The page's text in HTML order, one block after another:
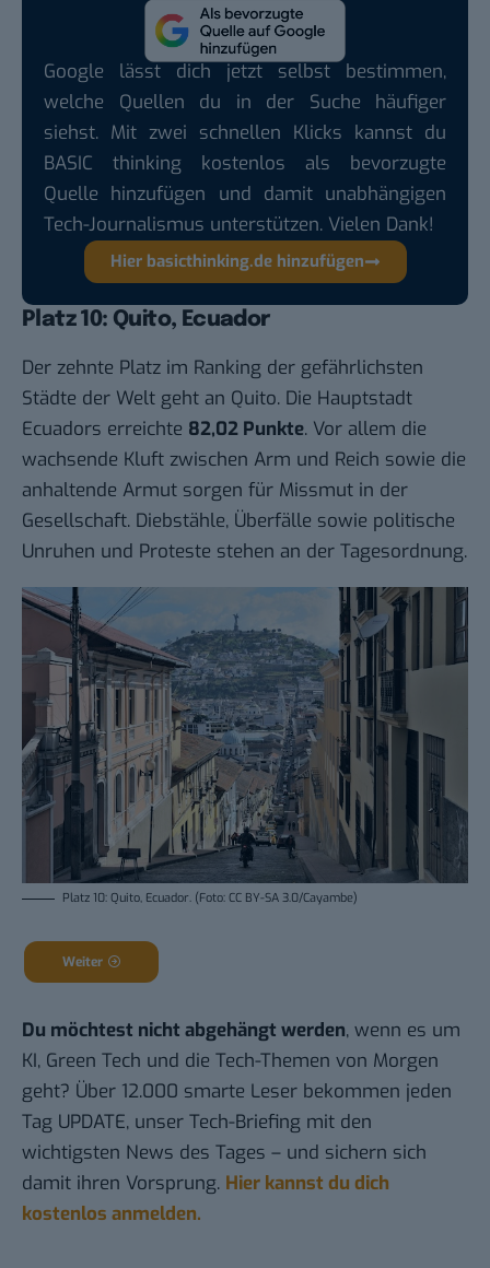
Google lässt dich jetzt selbst bestimmen,
welche Quellen du in der Suche häufiger
siehst. Mit zwei schnellen Klicks kannst du
BASIC thinking kostenlos als bevorzugte
Quelle hinzufügen und damit unabhängigen
Tech-Journalismus unterstützen. Vielen Dank!
Hier basicthinking.de hinzufügen
Platz 10: Quito, Ecuador
Der zehnte Platz im Ranking der gefährlichsten
Städte der Welt geht an Quito. Die Hauptstadt
Ecuadors erreichte 82,02 Punkte. Vor allem die
wachsende Kluft zwischen Arm und Reich sowie die
anhaltende Armut sorgen für Missmut in der
Gesellschaft. Diebstähle, Überfälle sowie politische
Unruhen und Proteste stehen an der Tagesordnung.
Platz 10: Quito, Ecuador. (Foto: CC BY-SA 3.0/Cayambe)
Weiter
Du möchtest nicht abgehängt werden, wenn es um
KI, Green Tech und die Tech-Themen von Morgen
geht? Über 12.000 smarte Leser bekommen jeden
Tag UPDATE, unser Tech-Briefing mit den
wichtigsten News des Tages – und sichern sich
damit ihren Vorsprung. Hier kannst du dich
kostenlos anmelden.